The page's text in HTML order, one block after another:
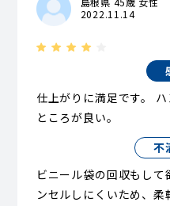
2022.11.14
仕上がりに満足です。
ところが良い。
不
ビニール袋の回収もし
ンセルしにくいため、